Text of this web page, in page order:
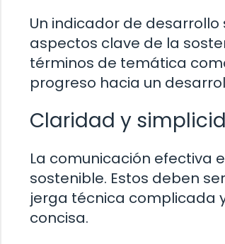
Un indicador de
aspectos clave de la
términos de temática
progreso hacia un
Claridad y
La comunicación efectiva
sostenible. Estos deben
jerga técnica complicada
concisa.